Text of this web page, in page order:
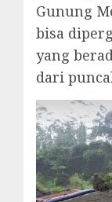
Gunung
bisa
yang
dari